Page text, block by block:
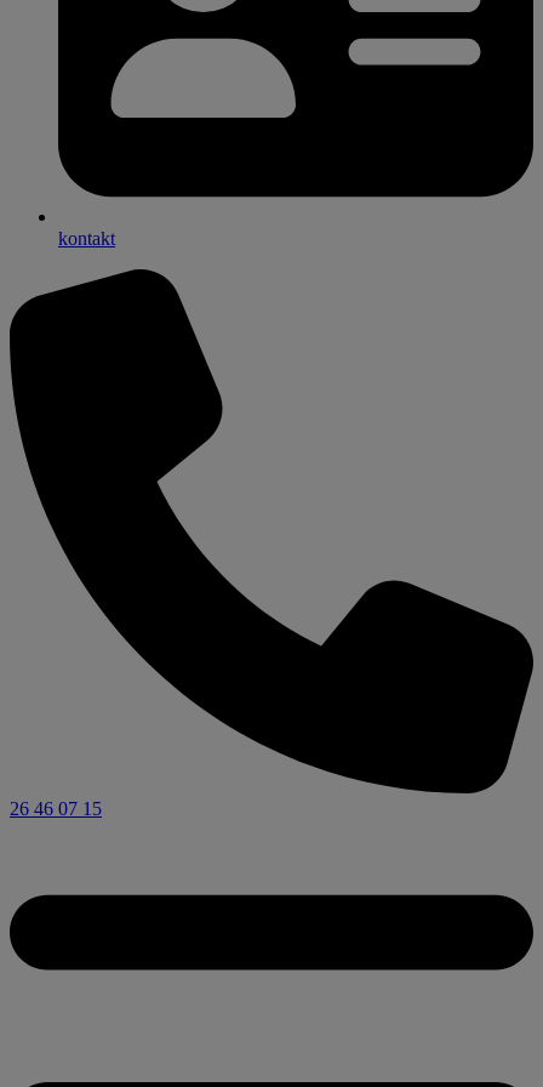
kontakt
26 46 07 15